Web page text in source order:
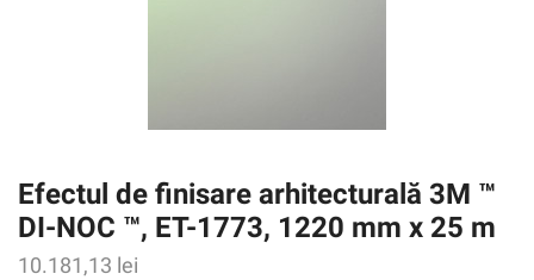
Efectul de finisare arhitecturală 3M ™
DI-NOC ™, ET-1773, 1220 mm x 25 m
10.181,13 lei